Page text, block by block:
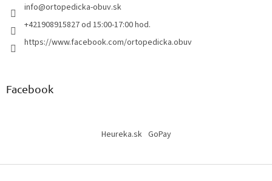
info@ortopedicka-obuv.sk
+421908915827 od 15:00-17:00 hod.
https://www.facebook.com/ortopedicka.obuv
Facebook
Heureka.sk GoPay